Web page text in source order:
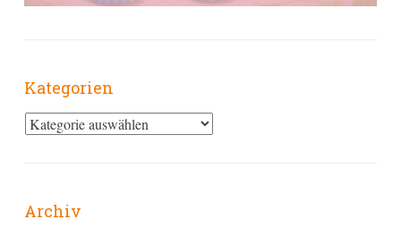
Kategorien
Kategorien
Archiv